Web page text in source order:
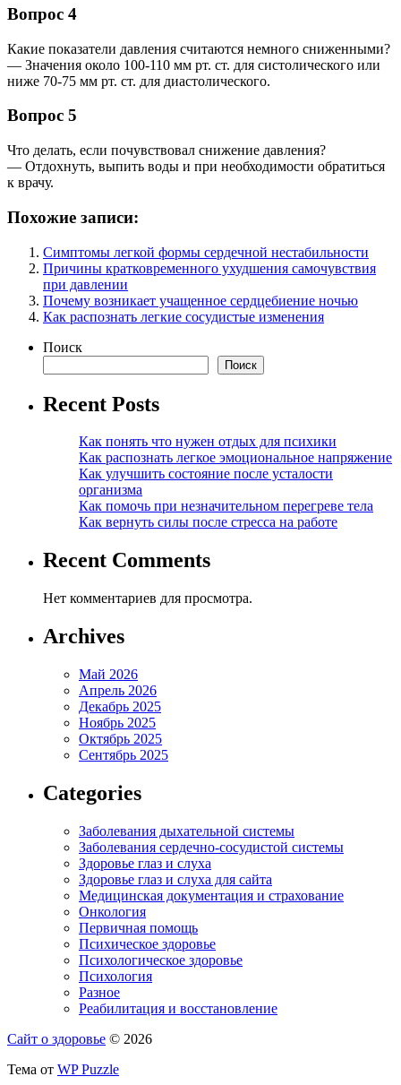
Вопрос 4
Какие показатели давления считаются немного сниженными?
— Значения около 100-110 мм рт. ст. для систолического или
ниже 70-75 мм рт. ст. для диастолического.
Вопрос 5
Что делать, если почувствовал снижение давления?
— Отдохнуть, выпить воды и при необходимости обратиться
к врачу.
Похожие записи:
Симптомы легкой формы сердечной нестабильности
Причины кратковременного ухудшения самочувствия
при давлении
Почему возникает учащенное сердцебиение ночью
Как распознать легкие сосудистые изменения
Поиск
Поиск
Recent Posts
Как понять что нужен отдых для психики
Как распознать легкое эмоциональное напряжение
Как улучшить состояние после усталости
организма
Как помочь при незначительном перегреве тела
Как вернуть силы после стресса на работе
Recent Comments
Нет комментариев для просмотра.
Archives
Май 2026
Апрель 2026
Декабрь 2025
Ноябрь 2025
Октябрь 2025
Сентябрь 2025
Categories
Заболевания дыхательной системы
Заболевания сердечно-сосудистой системы
Здоровье глаз и слуха
Здоровье глаз и слуха для сайта
Медицинская документация и страхование
Онкология
Первичная помощь
Психическое здоровье
Психологическое здоровье
Психология
Разное
Реабилитация и восстановление
Сайт о здоровье © 2026
Тема от WP Puzzle